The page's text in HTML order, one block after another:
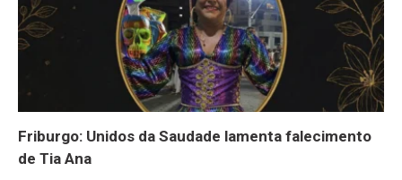
Luizinho, como é carinhosamente conhecido, nasceu
em Sumidouro, mas veio para Nova Friburgo ainda
criança. Trabalhou no comércio e montou empresa no
ramo de papelarias em Olaria. No meio empresarial,
foi sócio fundador da ACIOC (Associação Comercial
Friburgo: Unidos da Saudade lamenta falecimento
de Tia Ana